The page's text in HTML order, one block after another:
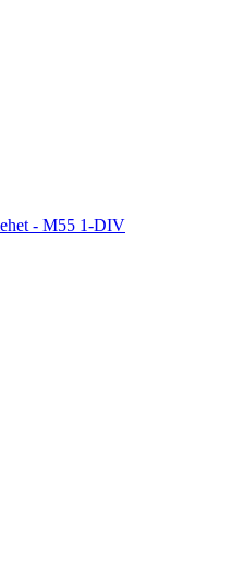
- M55 1-DIV